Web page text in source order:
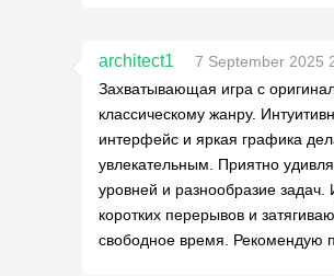
architect1
7 September 2025
Захватывающая игра с
классическому жанру.
интерфейс и яркая графика
увлекательным. Приятно
уровней и разнообразие задач.
коротких перерывов и
свободное время. Рекомендую